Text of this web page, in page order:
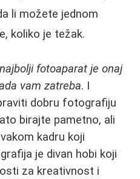
li možete jednom
koliko je težak.
najbolji fotoaparat je onaj
vam zatreba. I
dobru fotografiju
birajte pametno, ali
kadru koji
je divan hobi koji
za kreativnost i